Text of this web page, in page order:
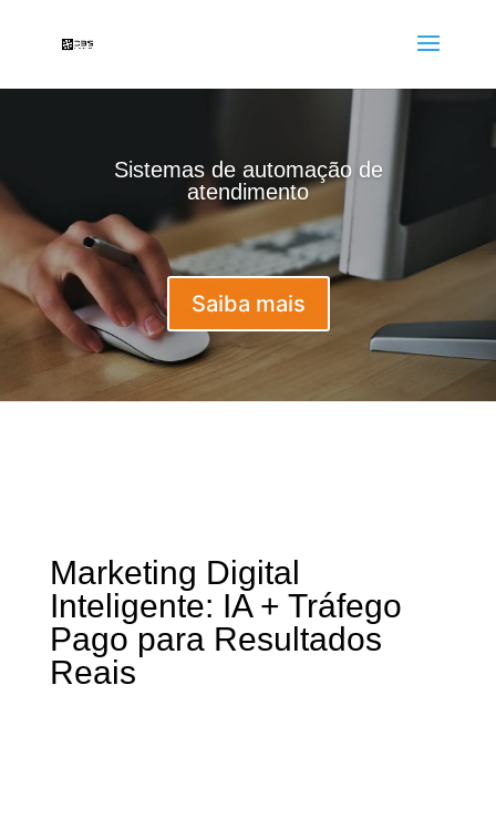
Sistemas de automação de
atendimento
Saiba mais
Marketing Digital
Inteligente: IA + Tráfego
Pago para Resultados
Reais